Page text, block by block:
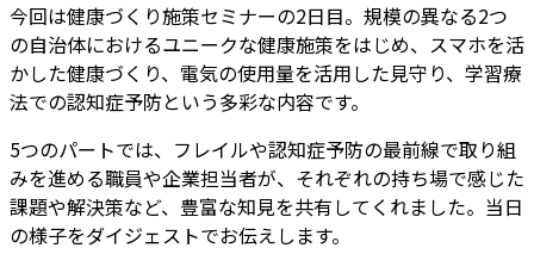
今回は健康づくり施策セミナーの2日目。規模の異なる2つ
の自治体におけるユニークな健康施策をはじめ、スマホを活
かした健康づくり、電気の使用量を活用した見守り、学習療
法での認知症予防という多彩な内容です。
5つのパートでは、フレイルや認知症予防の最前線で取り組
みを進める職員や企業担当者が、それぞれの持ち場で感じた
課題や解決策など、豊富な知見を共有してくれました。当日
の様子をダイジェストでお伝えします。